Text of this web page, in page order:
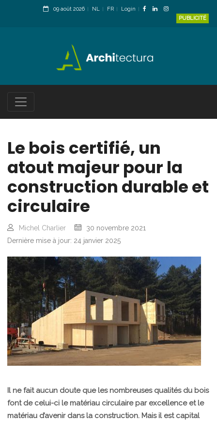
09 août 2026 NL FR
Login
PUBLICITÉ
Le bois certifié, un
atout majeur pour la
construction durable et
circulaire
Michel Charlier
30 novembre 2021
Dernière mise à jour: 24 janvier 2025
Il ne fait aucun doute que les nombreuses qualités du bois
font de celui-ci le matériau circulaire par excellence et le
matériau d’avenir dans la construction. Mais il est capital